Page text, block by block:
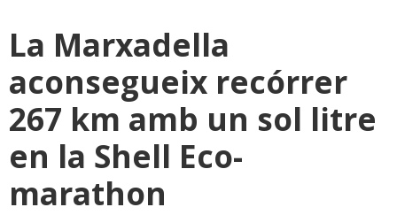
La Marxadella
aconsegueix recórrer
267 km amb un sol litre
en la Shell Eco-
marathon